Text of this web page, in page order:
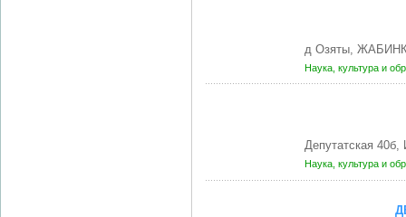
д Озяты,
Наука, культура и
Депутатская
Наука, культура и